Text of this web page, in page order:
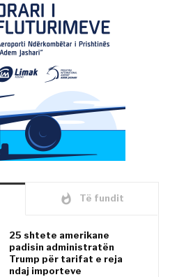
whatshot Të fundit
25 shtete amerikane
padisin administratën
Trump për tarifat e reja
ndaj importeve